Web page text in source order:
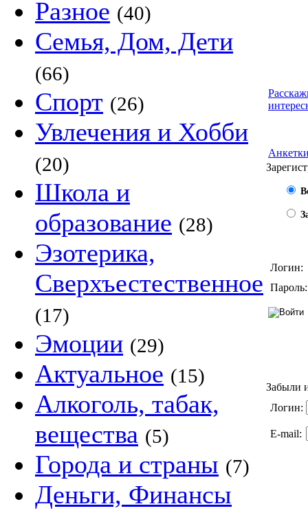
Разное (40)
Семья, Дом, Дети
(66)
Спорт (26)
Увлечения и Хобби
(20)
Школа и
образование (28)
Эзотерика,
Сверхъестественное
(17)
Эмоции (29)
Актуальное (15)
Алкоголь, табак,
вещества (5)
Города и страны (7)
Деньги, Финансы
Логин:
Пароль:
Забыли
Логин:
E-mail: